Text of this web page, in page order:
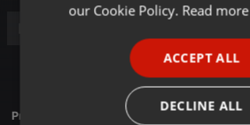
Profile description of Le Duel:
our Cookie Policy. Read more
ACCEPT ALL
DECLINE ALL